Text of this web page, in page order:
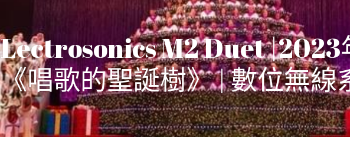
Lectrosonics M2 Duet |2023
《唱歌的聖誕樹》 | 數位無線